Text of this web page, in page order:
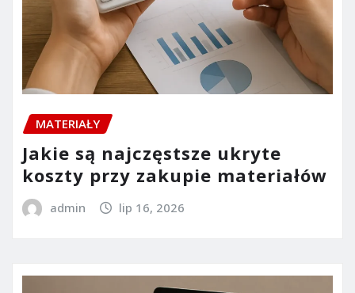
MATERIAŁY
Jakie są najczęstsze ukryte
koszty przy zakupie materiałów
admin lip 16, 2026